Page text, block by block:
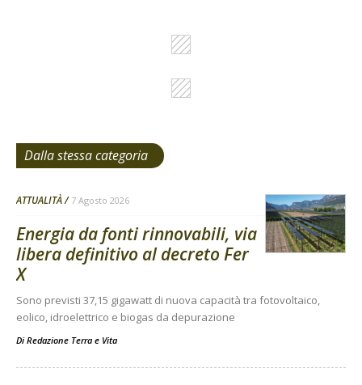
Dalla stessa categoria
ATTUALITÀ 7 Agosto 2026
Energia da fonti rinnovabili, via
libera definitivo al decreto Fer
X
Sono previsti 37,15 gigawatt di nuova capacità tra fotovoltaico,
eolico, idroelettrico e biogas da depurazione
Di Redazione Terra e Vita